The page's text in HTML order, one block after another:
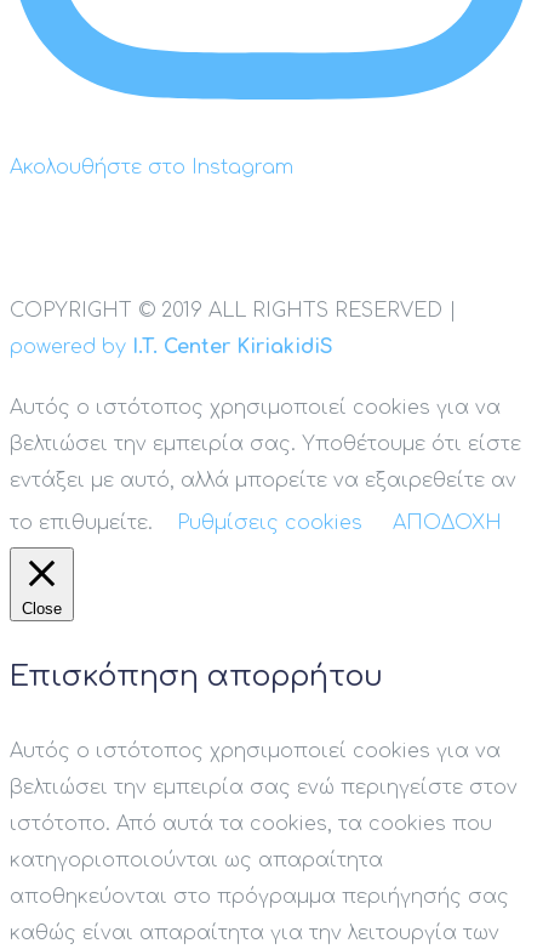
Ακολουθήστε στο Instagram
COPYRIGHT © 2019 ALL RIGHTS RESERVED |
powered by I.T. Center KiriakidiS
Αυτός ο ιστότοπος χρησιμοποιεί cookies για να
βελτιώσει την εμπειρία σας. Υποθέτουμε ότι είστε
εντάξει με αυτό, αλλά μπορείτε να εξαιρεθείτε αν
το επιθυμείτε.
Ρυθμίσεις cookies ΑΠΟΔΟΧΗ
Close
Επισκόπηση απορρήτου
Αυτός ο ιστότοπος χρησιμοποιεί cookies για να
βελτιώσει την εμπειρία σας ενώ περιηγείστε στον
ιστότοπο. Από αυτά τα cookies, τα cookies που
κατηγοριοποιούνται ως απαραίτητα
αποθηκεύονται στο πρόγραμμα περιήγησής σας
καθώς είναι απαραίτητα για την λειτουργία των